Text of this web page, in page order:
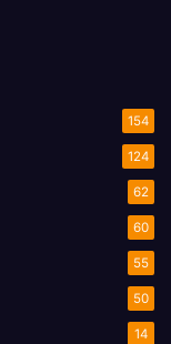
154
124
62
60
55
50
14